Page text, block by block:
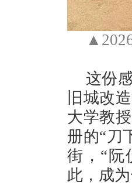
这份
旧城改
大学教
册的“刀
街，“阮
此，成